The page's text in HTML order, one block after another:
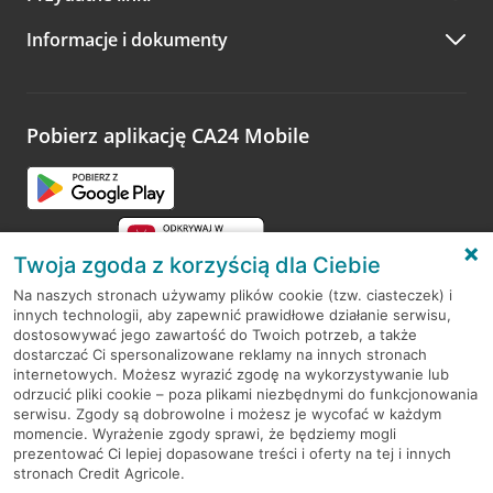
A po wizycie…
Zachęcamy do podzielenia się z nami opinią o wizycie.
opinie.
Informacje i dokumenty
Pobierz aplikację CA24 Mobile
RODO
Regulamin serwisu
Mapa serwisu
PolitykaCookies
Twoja zgoda z korzyścią dla Ciebie
Na naszych stronach używamy plików cookie (tzw. ciasteczek) i
innych technologii, aby zapewnić prawidłowe działanie serwisu,
dostosowywać jego zawartość do Twoich potrzeb, a także
dostarczać Ci spersonalizowane reklamy na innych stronach
internetowych. Możesz wyrazić zgodę na wykorzystywanie lub
odrzucić pliki cookie – poza plikami niezbędnymi do funkcjonowania
serwisu. Zgody są dobrowolne i możesz je wycofać w każdym
momencie. Wyrażenie zgody sprawi, że będziemy mogli
prezentować Ci lepiej dopasowane treści i oferty na tej i innych
stronach Credit Agricole.